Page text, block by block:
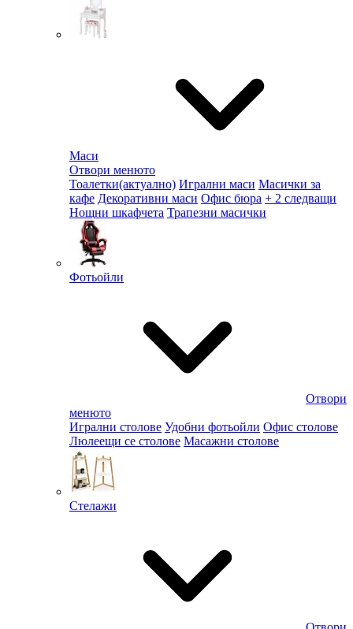
Маси
Отвори менюто
Тоалетки(актуално) Игрални маси Масички за
кафе Декоративни маси Офис бюра + 2 следващи
Нощни шкафчета Трапезни масички
Фотьойли
Отвори
менюто
Игрални столове Удобни фотьойли Офис столове
Люлеещи се столове Масажни столове
Стелажи